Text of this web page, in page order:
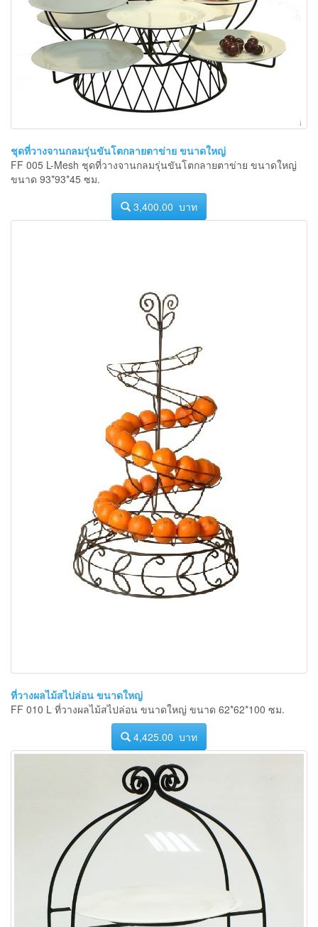
ชุดที่วางจานกลมรุ่นขันโตกลายตาข่าย ขนาดใหญ่
FF 005 L-Mesh ชุดที่วางจานกลมรุ่นขันโตกลายตาข่าย ขนาดใหญ่
ขนาด 93*93*45 ซม.
3,400.00 บาท
ที่วางผลไม้สไปล่อน ขนาดใหญ่
FF 010 L ที่วางผลไม้สไปล่อน ขนาดใหญ่ ขนาด 62*62*100 ซม.
4,425.00 บาท